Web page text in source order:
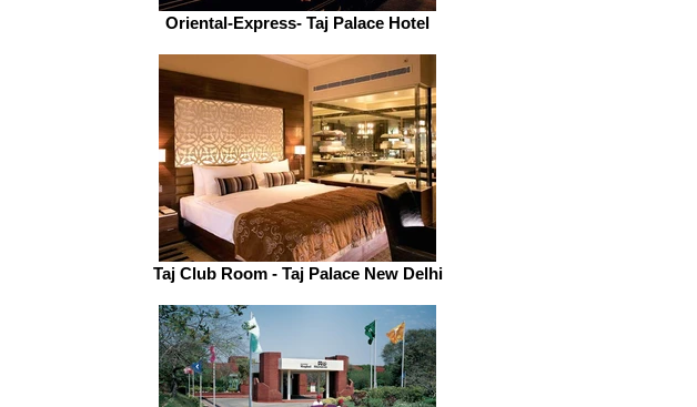
Oriental-Express- Taj Palace Hotel
Taj Club Room - Taj Palace New Delhi